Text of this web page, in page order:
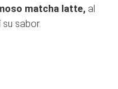
matcha latte, al
sabor.